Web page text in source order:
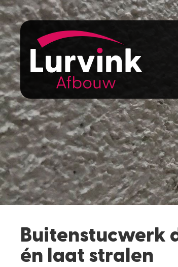
Buitenstucwerk
én laat stralen